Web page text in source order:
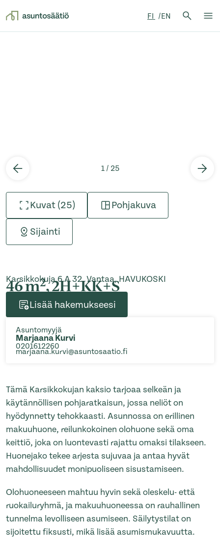
FI EN
Hae:
1 / 25
Kuvat (25) Pohjakuva
Sijainti
Karsikkokuja 6 A 32, Vantaa, HAVUKOSKI
46 m2, 2H+KK+S
Lisää hakemukseesi
Asuntomyyjä
Marjaana Kurvi
0201612260
marjaana.kurvi@asuntosaatio.fi
Tämä Karsikkokujan kaksio tarjoaa selkeän ja
käytännöllisen pohjaratkaisun, jossa neliöt on
hyödynnetty tehokkaasti. Asunnossa on erillinen
makuuhuone, reilunkokoinen olohuone sekä oma
keittiö, joka on luontevasti rajattu omaksi tilakseen.
Huonejako tekee arjesta sujuvaa ja antaa hyvät
mahdollisuudet monipuoliseen sisustamiseen.
Olohuoneeseen mahtuu hyvin sekä oleskelu- että
ruokailuryhmä, ja makuuhuoneessa on rauhallinen
tunnelma levolliseen asumiseen. Säilytystilat on
sijoitettu fiksusti, mikä lisää asumismukavuutta.